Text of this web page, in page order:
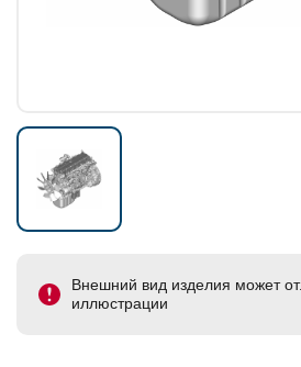
Внешний вид изделия может
иллюстрации